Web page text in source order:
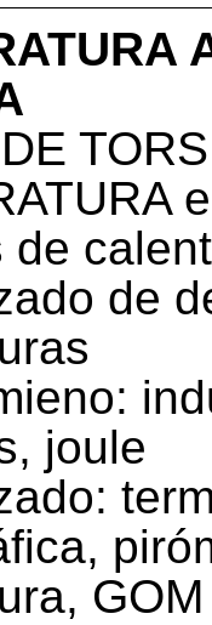
de
de
joule